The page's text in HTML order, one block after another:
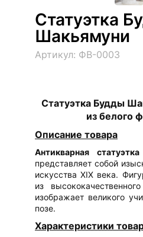
Статуэтка
Шакьямуни
Артикул: ФВ-0003
Статуэтка Будды
из белого
Описание товара
Антикварная
представляет собой
искусства XIX века.
из
изображает великого
позе.
Характеристики